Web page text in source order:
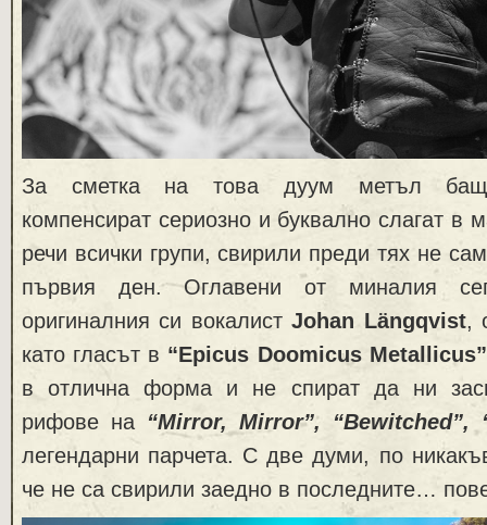
За сметка на това дуум метъл
компенсират сериозно и буквално слагат в
речи всички групи, свирили преди тях не
първия ден. Оглавени от миналия
оригиналния си вокалистJohan Längqvist,
като гласът в “Epicus Doomicus Metallicus”
в отлична форма и не спират да ни
рифове на “Mirror, Mirror”, “Bewitched”,
легендарни парчета. С две думи, по
че не са свирили заедно в последните…